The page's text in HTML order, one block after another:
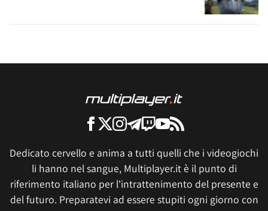
Dedicato cervello e anima a tutti quelli che i videogiochi
li hanno nel sangue, Multiplayer.it è il punto di
riferimento italiano per l'intrattenimento del presente e
del futuro. Preparatevi ad essere stupiti ogni giorno con